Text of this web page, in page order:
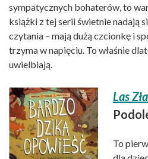
sympatycznych bohaterów, to
książki z tej serii świetnie nadają
czytania – mają dużą czcionkę i
trzyma w napięciu. To właśnie
uwielbiają.
Las
To